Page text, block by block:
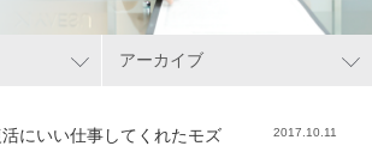
アーカイブ
にいい仕事してくれたモズ
2017.10.11